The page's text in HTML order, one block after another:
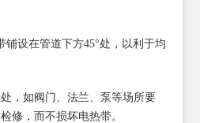
设在管道下方45°处，以利于均
如阀门、法兰、泵等场所要
修，而不损坏电热带。